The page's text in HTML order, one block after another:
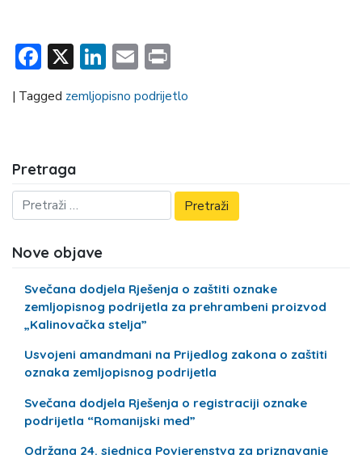
Facebook
X LinkedIn
Email
| Tagged zemljopisno podrijetlo
Pretraga
Nove objave
Svečana dodjela Rješenja o zaštiti oznake
zemljopisnog podrijetla za prehrambeni proizvod
„Kalinovačka stelja”
Usvojeni amandmani na Prijedlog zakona o zaštiti
oznaka zemljopisnog podrijetla
Svečana dodjela Rješenja o registraciji oznake
podrijetla “Romanijski med”
Održana 24. sjednica Povjerenstva za priznavanje